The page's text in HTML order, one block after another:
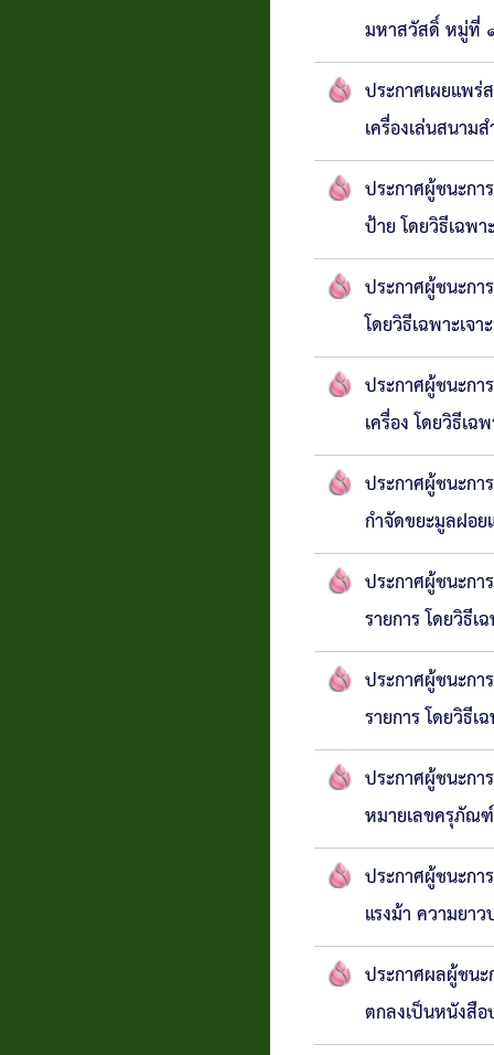
มหาสวัสดิ์ หมู่ที่
ประกาศเผยแพ
เครื่องเล่นสนา
ประกาศผู้ชนะกา
ป้าย โดยวิธีเฉพา
ประกาศผู้ชนะก
โดยวิธีเฉพาะเจา
ประกาศผู้ชนะกา
เครื่อง โดยวิธีเฉ
ประกาศผู้ชนะกา
กำจัดขยะมูลฝอย
ประกาศผู้ชนะก
รายการ โดยวิธีเ
ประกาศผู้ชนะก
รายการ โดยวิธีเ
ประกาศผู้ชนะกา
หมายเลขครุภัณฑ์
ประกาศผู้ชนะก
แรงม้า ความยา
ประกาศผลผู้ชน
ตกลงเป็นหนังสื